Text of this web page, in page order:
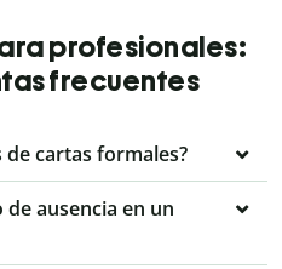
profesionales:
frecuentes
de cartas formales?
ausencia en un